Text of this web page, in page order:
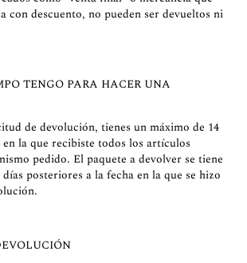
con descuento, no pueden ser devueltos ni
TENGO PARA HACER UNA
de devolución, tienes un máximo de 14
en la que recibiste todos los artículos
pedido. El paquete a devolver se tiene
posteriores a la fecha en la que se hizo